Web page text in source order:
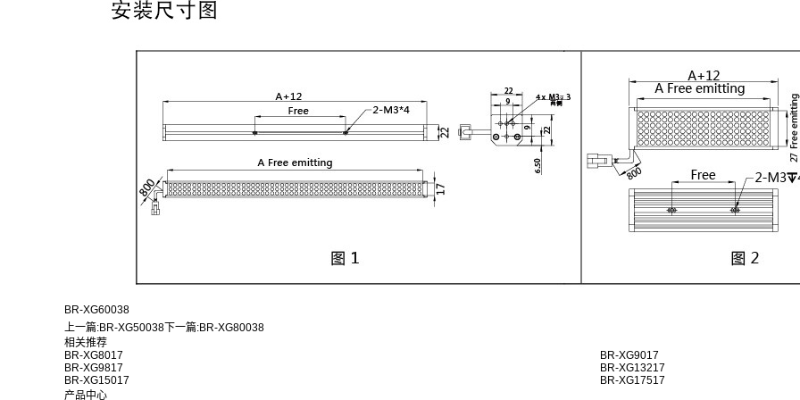
BR-XG60038
上一篇:BR-XG50038 下一篇:BR-XG80038
相关推荐
BR-XG8017
BR-XG9017
BR-XG9817
BR-XG13217
BR-XG15017
BR-XG17517
产品中心